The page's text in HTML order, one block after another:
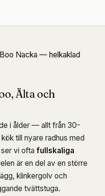
Älta och
i ålder — allt från 30-
till nyare radhus med
vi ofta fullskaliga
är en del av en större
klinkergolv och
tvättstuga.